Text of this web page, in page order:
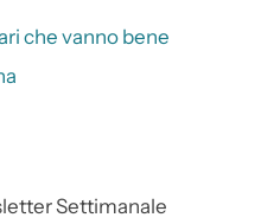
che vanno bene
Settimanale